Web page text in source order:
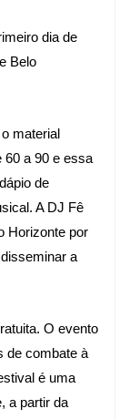
dia de
Belo
material
60 a 90 e essa
de
A DJ Fê
Horizonte por
a
O evento
de combate à
é uma
a partir da